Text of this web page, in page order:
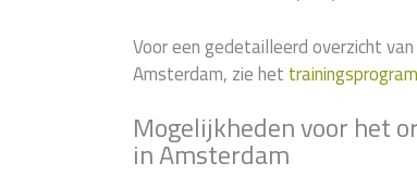
Voor een gedetailleerd overzicht
Amsterdam, zie het
Mogelijkheden voor het
in Amsterdam